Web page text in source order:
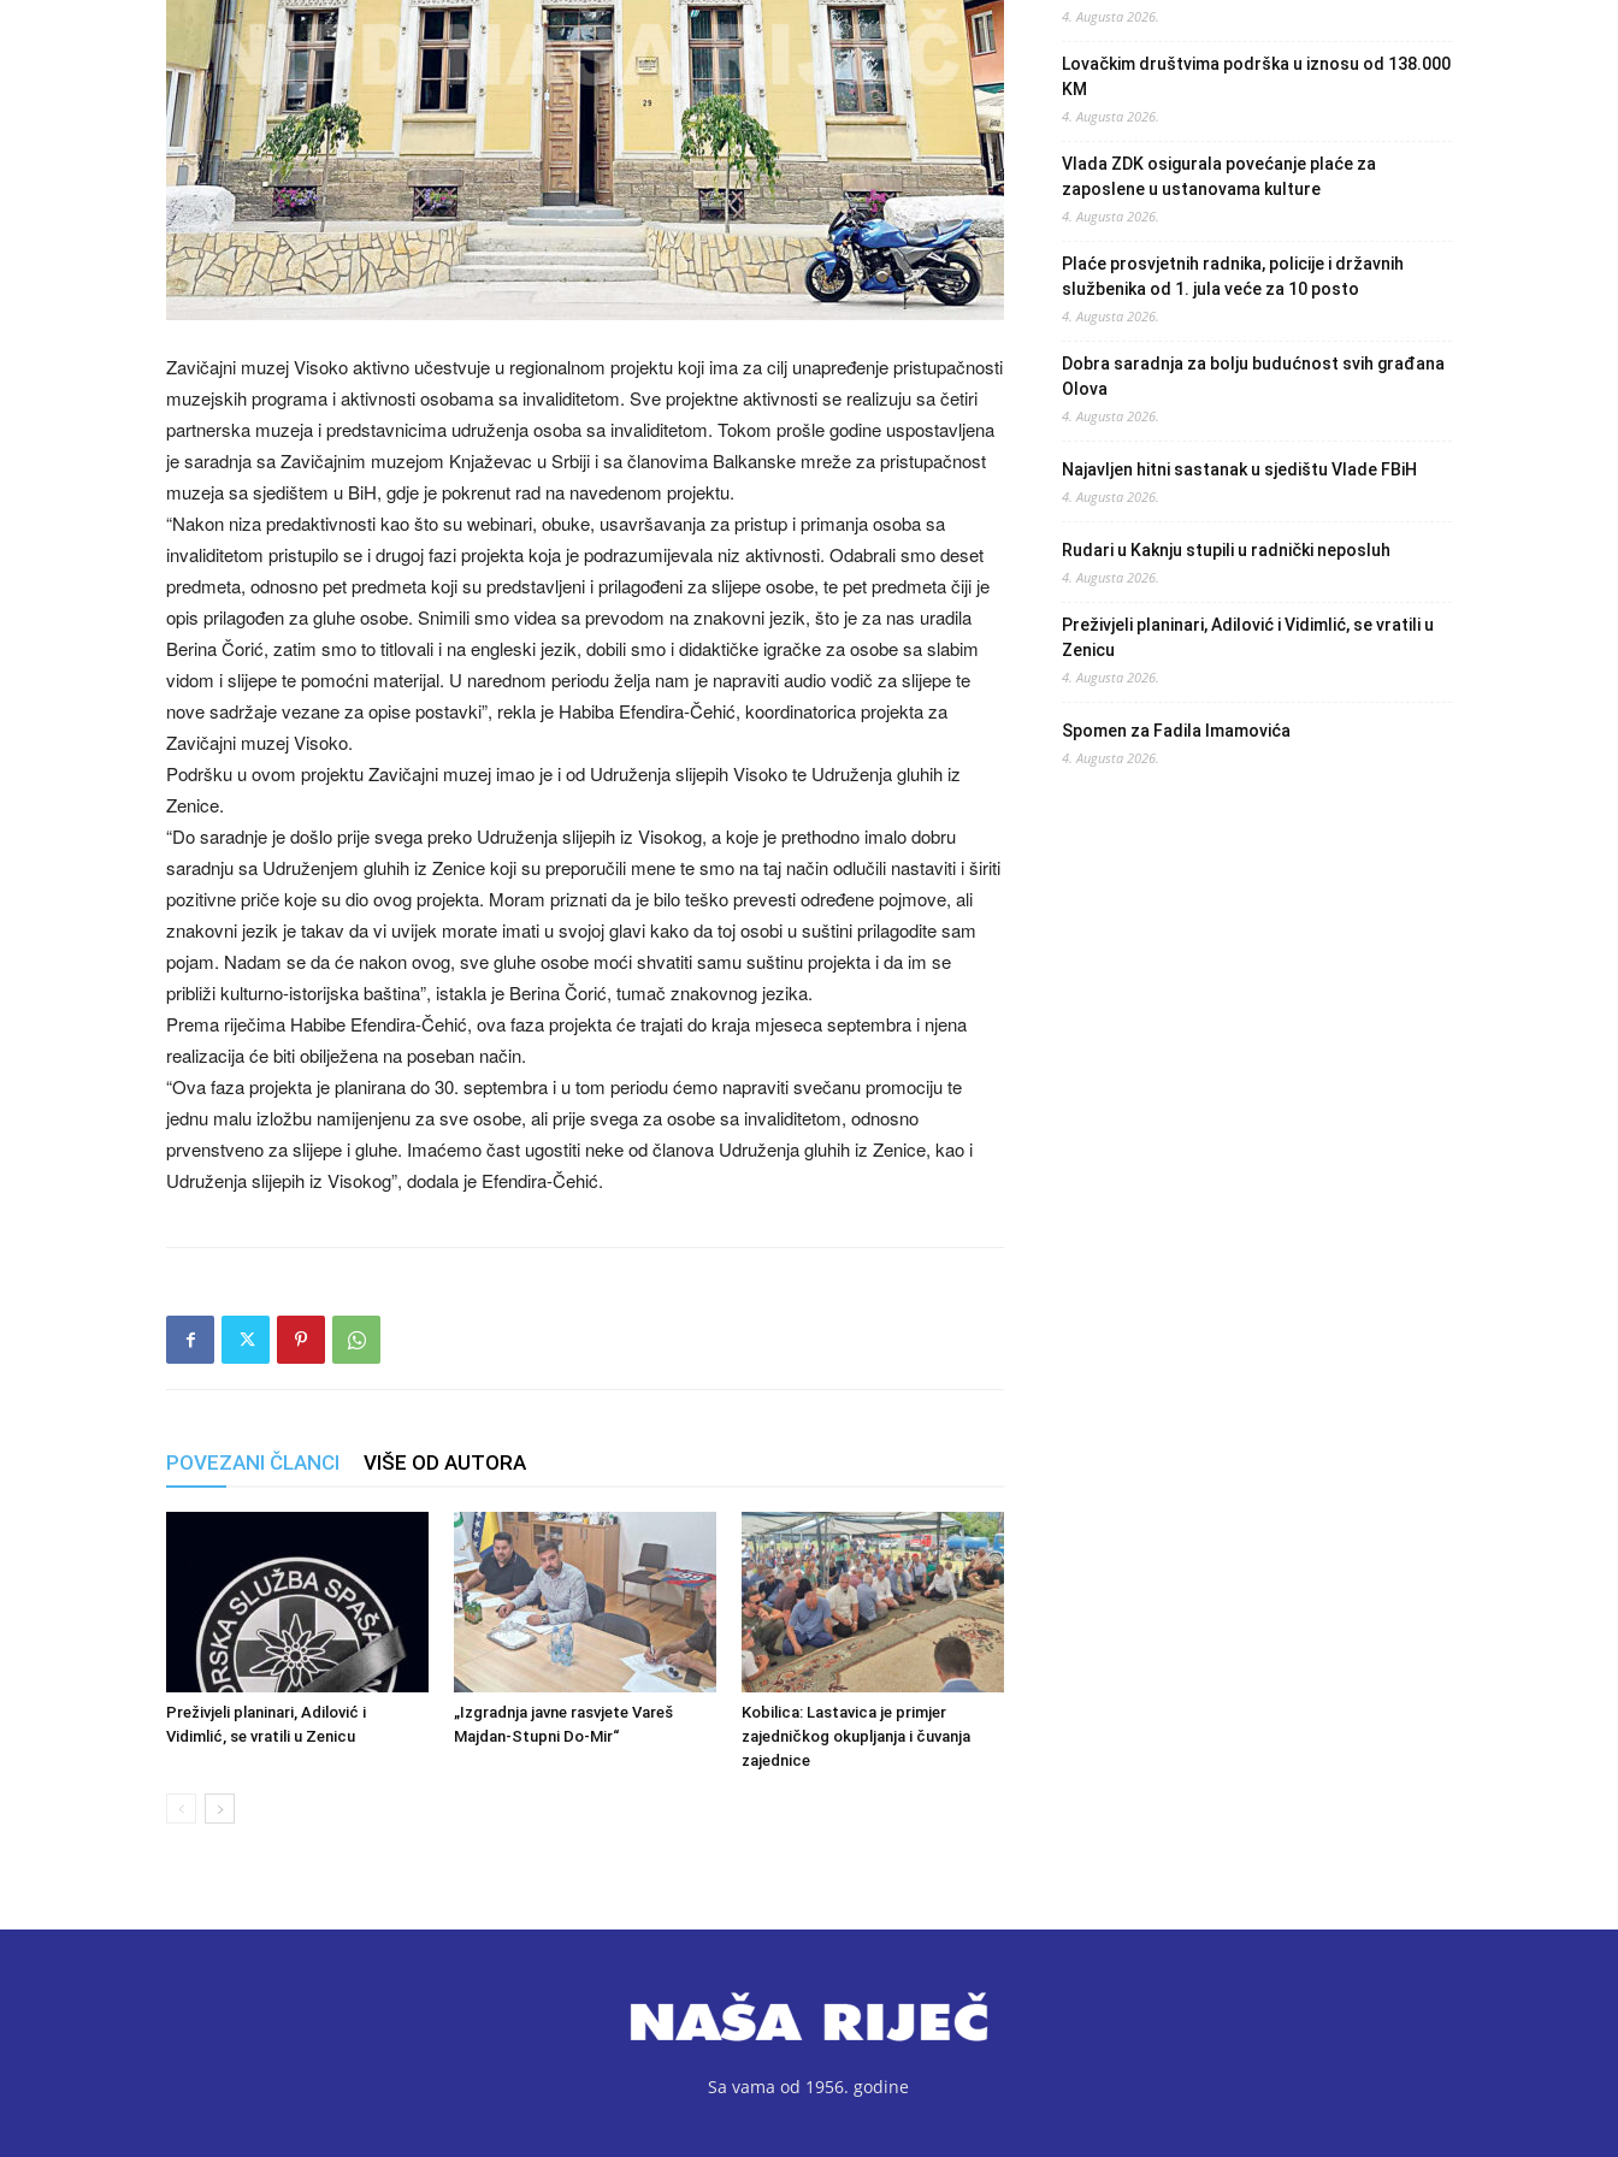
Zavičajni muzej Visoko aktivno učestvuje u regionalnom projektu koji ima za cilj unapređenje pristupačnosti
muzejskih programa i aktivnosti osobama sa invaliditetom. Sve projektne aktivnosti se realizuju sa četiri
partnerska muzeja i predstavnicima udruženja osoba sa invaliditetom. Tokom prošle godine uspostavljena
je saradnja sa Zavičajnim muzejom Knjaževac u Srbiji i sa članovima Balkanske mreže za pristupačnost
muzeja sa sjedištem u BiH, gdje je pokrenut rad na navedenom projektu.
“Nakon niza predaktivnosti kao što su webinari, obuke, usavršavanja za pristup i primanja osoba sa
invaliditetom pristupilo se i drugoj fazi projekta koja je podrazumijevala niz aktivnosti. Odabrali smo deset
predmeta, odnosno pet predmeta koji su predstavljeni i prilagođeni za slijepe osobe, te pet predmeta čiji je
opis prilagođen za gluhe osobe. Snimili smo videa sa prevodom na znakovni jezik, što je za nas uradila
Berina Čorić, zatim smo to titlovali i na engleski jezik, dobili smo i didaktičke igračke za osobe sa slabim
vidom i slijepe te pomoćni materijal. U narednom periodu želja nam je napraviti audio vodič za slijepe te
nove sadržaje vezane za opise postavki”, rekla je Habiba Efendira-Čehić, koordinatorica projekta za
Zavičajni muzej Visoko.
Podršku u ovom projektu Zavičajni muzej imao je i od Udruženja slijepih Visoko te Udruženja gluhih iz
Zenice.
“Do saradnje je došlo prije svega preko Udruženja slijepih iz Visokog, a koje je prethodno imalo dobru
saradnju sa Udruženjem gluhih iz Zenice koji su preporučili mene te smo na taj način odlučili nastaviti i širiti
pozitivne priče koje su dio ovog projekta. Moram priznati da je bilo teško prevesti određene pojmove, ali
znakovni jezik je takav da vi uvijek morate imati u svojoj glavi kako da toj osobi u suštini prilagodite sam
pojam. Nadam se da će nakon ovog, sve gluhe osobe moći shvatiti samu suštinu projekta i da im se
približi kulturno-istorijska baština”, istakla je Berina Čorić, tumač znakovnog jezika.
Prema riječima Habibe Efendira-Čehić, ova faza projekta će trajati do kraja mjeseca septembra i njena
realizacija će biti obilježena na poseban način.
“Ova faza projekta je planirana do 30. septembra i u tom periodu ćemo napraviti svečanu promociju te
jednu malu izložbu namijenjenu za sve osobe, ali prije svega za osobe sa invaliditetom, odnosno
prvenstveno za slijepe i gluhe. Imaćemo čast ugostiti neke od članova Udruženja gluhih iz Zenice, kao i
Udruženja slijepih iz Visokog”, dodala je Efendira-Čehić.
POVEZANI ČLANCI VIŠE OD AUTORA
Preživjeli planinari, Adilović i
Vidimlić, se vratili u Zenicu
„Izgradnja javne rasvjete Vareš
Majdan-Stupni Do-Mir“
Kobilica: Lastavica je primjer
zajedničkog okupljanja i čuvanja
zajednice
4. Augusta 2026.
Lovačkim društvima podrška u iznosu od 138.000
KM
4. Augusta 2026.
Vlada ZDK osigurala povećanje plaće za
zaposlene u ustanovama kulture
4. Augusta 2026.
Plaće prosvjetnih radnika, policije i državnih
službenika od 1. jula veće za 10 posto
4. Augusta 2026.
Dobra saradnja za bolju budućnost svih građana
Olova
4. Augusta 2026.
Najavljen hitni sastanak u sjedištu Vlade FBiH
4. Augusta 2026.
Rudari u Kaknju stupili u radnički neposluh
4. Augusta 2026.
Preživjeli planinari, Adilović i Vidimlić, se vratili u
Zenicu
4. Augusta 2026.
Spomen za Fadila Imamovića
4. Augusta 2026.
Sa vama od 1956. godine